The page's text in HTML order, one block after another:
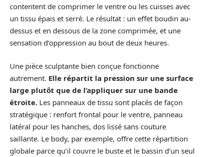
contentent de comprimer le ventre ou les cuisses avec
un tissu épais et serré. Le résultat : un effet boudin au-
dessus et en dessous de la zone comprimée, et une
sensation d’oppression au bout de deux heures.
Une pièce sculptante bien conçue fonctionne
autrement. Elle répartit la pression sur une surface
large plutôt que de l’appliquer sur une bande
étroite. Les panneaux de tissu sont placés de façon
stratégique : renfort frontal pour le ventre, panneau
latéral pour les hanches, dos lissé sans couture
saillante. Le body, par exemple, offre cette répartition
globale parce qu’il couvre le buste et le bassin d’un seul